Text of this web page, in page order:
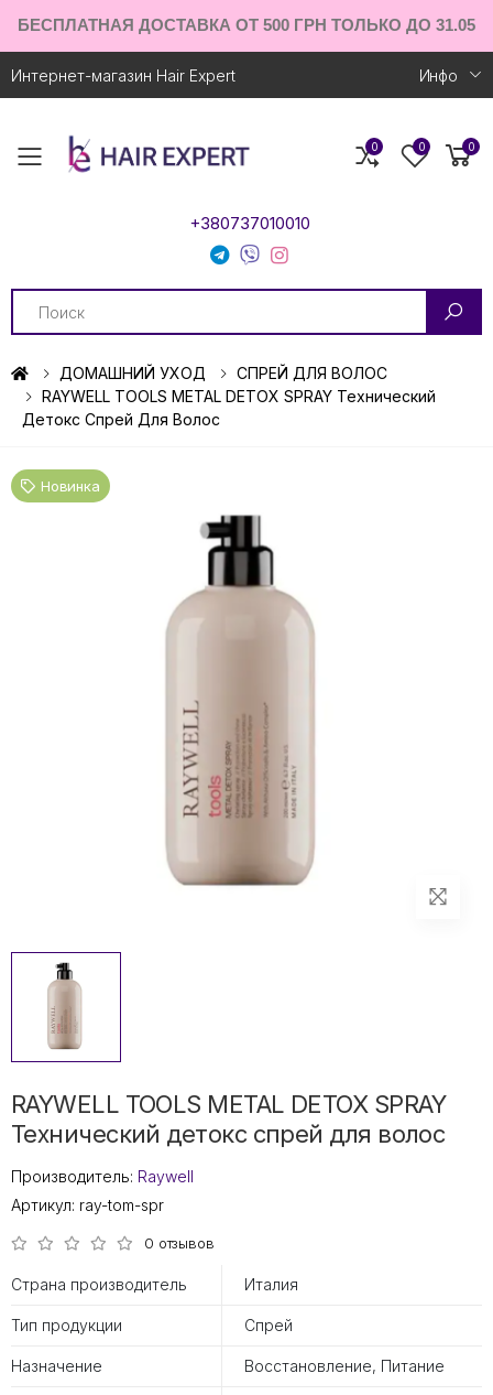
БЕСПЛАТНАЯ ДОСТАВКА ОТ 500 ГРН ТОЛЬКО ДО 31.05
Интернет-магазин Hair Expert Инфо
Toggle mobile menu
+380737010010
Search
0 0 0
ДОМАШНИЙ УХОД
СПРЕЙ ДЛЯ ВОЛОС
RAYWELL TOOLS METAL DETOX SPRAY Технический
Детокс Спрей Для Волос
Новинка
RAYWELL TOOLS METAL DETOX SPRAY
Технический детокс спрей для волос
Производитель: Raywell
Артикул: ray-tom-spr
0 отзывов
Страна производитель Италия
Тип продукции Спрей
Назначение Восстановление, Питание